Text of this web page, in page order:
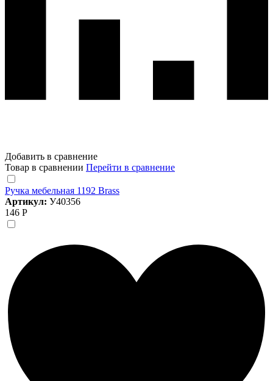
Добавить в сравнение
Товар в сравнении Перейти в сравнение
Ручка мебельная 1192 Brass
Артикул: У40356
146 Р